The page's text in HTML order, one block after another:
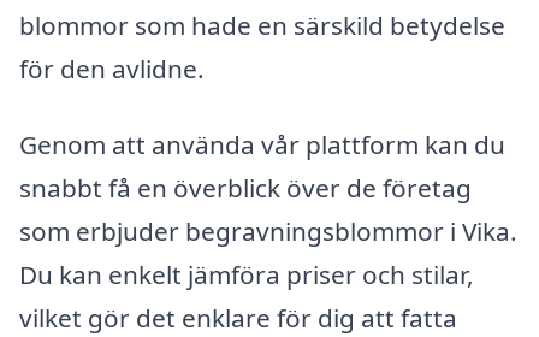
blommor som hade en särskild betydelse
för den avlidne.
Genom att använda vår plattform kan du
snabbt få en överblick över de företag
som erbjuder begravningsblommor i Vika.
Du kan enkelt jämföra priser och stilar,
vilket gör det enklare för dig att fatta